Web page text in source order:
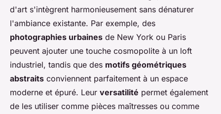
d'art s'intègrent harmonieusement sans dénaturer
l'ambiance existante. Par exemple, des
photographies urbaines de New York ou Paris
peuvent ajouter une touche cosmopolite à un loft
industriel, tandis que des motifs géométriques
abstraits conviennent parfaitement à un espace
moderne et épuré. Leur versatilité permet également
de les utiliser comme pièces maîtresses ou comme